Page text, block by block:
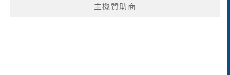
主機贊助商